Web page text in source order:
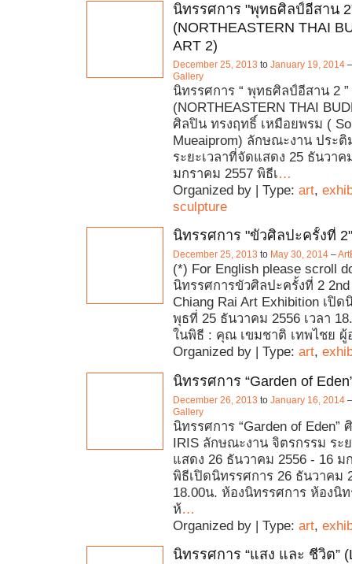
นิทรรศการ "พุทธศิลป์อีสาน
(NORTHEASTERN THAI
ART 2)
December 25, 2013 to January 19, 2014
Gallery
นิทรรศการ “ พุทธศิลป์อีสาน 2 ”
(NORTHEASTERN THAI
ศิลปิน ทรงฤทธิ์ เหมือยพรม (
Mueaiprom) ลักษณะงาน ประ
ระยะเวลาที่จัดแสดง 25 ธันวาค
มกราคม 2557 พิธีเ…
Organized by | Type: art,
sculpture
นิทรรศการ "ขัวศิลปะครั้งที่ 2"
December 25, 2013 to May 30, 2014 –
(*) For English please scroll
นิทรรศการขัวศิลปะครั้งที่ 2 2nd
Chiang Rai Art Exhibition เปิ
พุธที่ 25 ธันวาคม 2556 เวลา
ในพิธี : คุณ เขมชาติ เทพไชย ผู้
Organized by | Type: art,
นิทรรศการ “Garden of
December 26, 2013 to January 16, 2014
Gallery
นิทรรศการ “Garden of Eden”
IRIS ลักษณะงาน จิตรกรรม ระ
แสดง 26 ธันวาคม 2556 - 16 ม
พิธีเปิดนิทรรศการ 26 ธันวาคม
18.00น. ห้องนิทรรศการ ห้องนิ
ห้…
Organized by | Type: art,
นิทรรศการ “แสง และ ชีวิต”